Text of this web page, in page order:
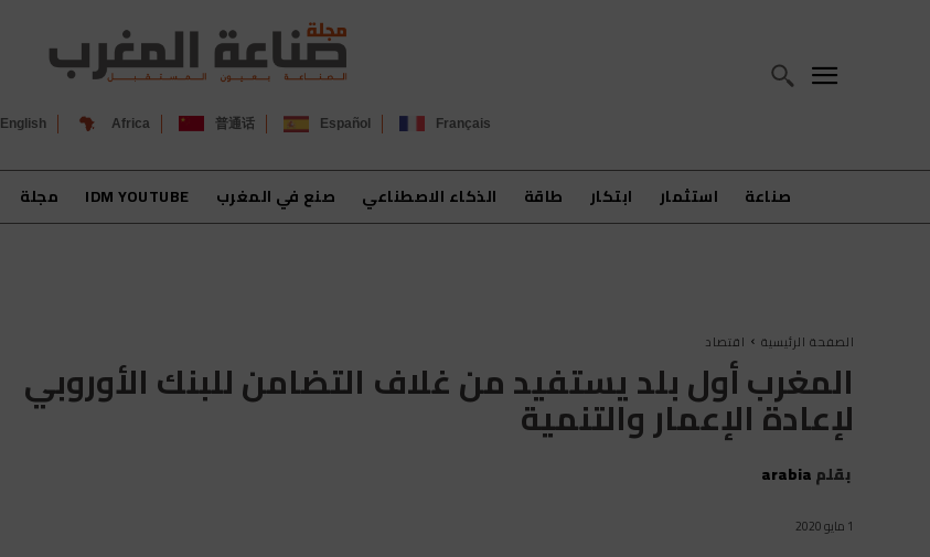
Français
Español
普通话
Africa
English
صناعة استثمار ابتكار طاقة الذكاء الاصطناعي صنع في المغرب IDM YOUTUBE مجلة
الصفحة الرئيسية اقتصاد
المغرب أول بلد يستفيد من غلاف التضامن للبنك الأوروبي
لإعادة الإعمار والتنمية
بقلمarabia
1 مايو 2020